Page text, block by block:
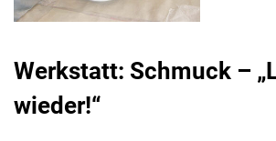
Werkstatt: Schmuck –
wieder!“